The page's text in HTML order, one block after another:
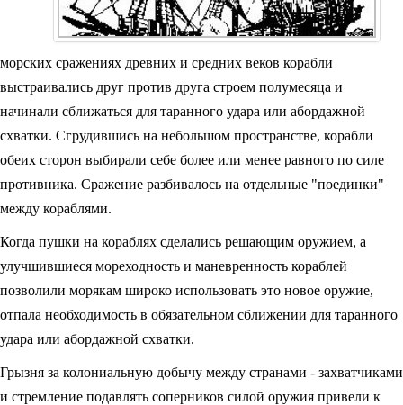
морских сражениях древних и средних веков корабли
выстраивались друг против друга строем полумесяца и
начинали сближаться для таранного удара или абордажной
схватки. Сгрудившись на небольшом пространстве, корабли
обеих сторон выбирали себе более или менее равного по силе
противника. Сражение разбивалось на отдельные "поединки"
между кораблями.
Когда пушки на кораблях сделались решающим оружием, а
улучшившиеся мореходность и маневренность кораблей
позволили морякам широко использовать это новое оружие,
отпала необходимость в обязательном сближении для таранного
удара или абордажной схватки.
Грызня за колониальную добычу между странами - захватчиками
и стремление подавлять соперников силой оружия привели к